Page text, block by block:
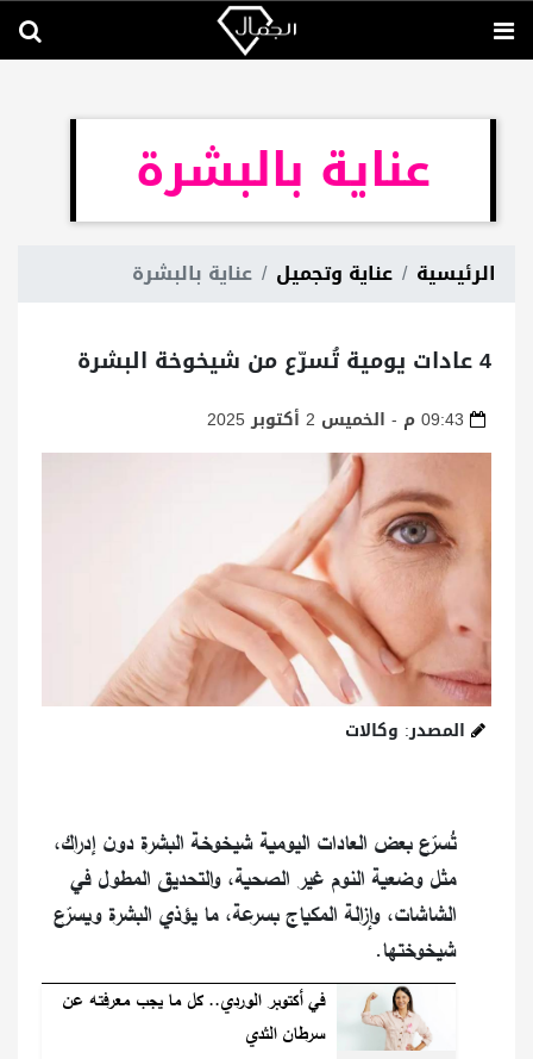
عناية بالبشرة
الرئيسية عناية وتجميل عناية بالبشرة
4 عادات يومية تُسرّع من شيخوخة البشرة
المصدر: وكالات
تُسرّع بعض العادات اليومية شيخوخة البشرة دون إدراك،
مثل وضعية النوم غير الصحية، والتحديق المطول في
الشاشات، وإزالة المكياج بسرعة، ما يؤذي البشرة ويسرّع
شيخوختها.
في أكتوبر الوردي.. كل ما يجب معرفته عن
سرطان الثدي